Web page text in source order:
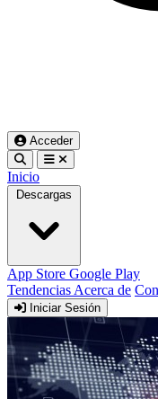
Acceder
Inicio
Descargas
App Store Google Play
Tendencias Acerca de
Iniciar Sesión